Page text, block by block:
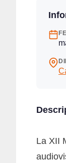
La XII